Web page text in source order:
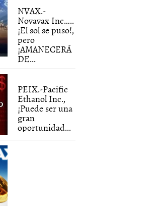
NVAX.-
Novavax Inc…..
¡El sol se puso!,
pero
¡AMANECERÁ
DE...
PEIX.-Pacific
Ethanol Inc.,
¡Puede ser una
gran
oportunidad...